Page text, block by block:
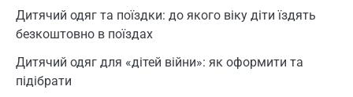
Дитячий одяг та поїздки: до якого віку діти їздять
безкоштовно в поїздах
Дитячий одяг для «дітей війни»: як оформити та
підібрати